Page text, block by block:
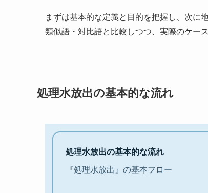
まずは基本的な定義と目的を把握し、次に
類似語・対比語と比較しつつ、実際のケー
処理水放出の基本的な流れ
処理水放出の基本的な流れ
『処理水放出』の基本フロー